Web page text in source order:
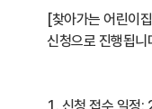
[찾아가는 어린이
신청으로 진행됩니